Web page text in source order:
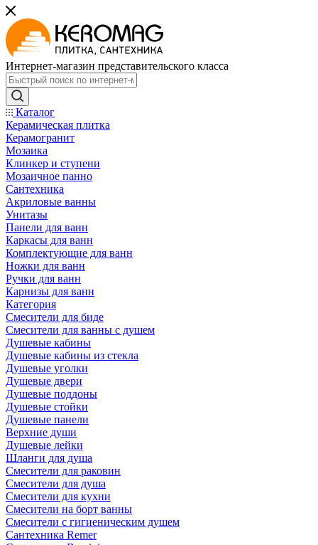
Интернет-магазин представительского класса
Каталог
Керамическая плитка
Керамогранит
Мозаика
Клинкер и ступени
Мозаичное панно
Сантехника
Акриловые ванны
Унитазы
Панели для ванн
Каркасы для ванн
Комплектующие для ванн
Ножки для ванн
Ручки для ванн
Карнизы для ванн
Категория
Смесители для биде
Смесители для ванны с душем
Душевые кабины
Душевые кабины из стекла
Душевые уголки
Душевые двери
Душевые поддоны
Душевые стойки
Душевые панели
Верхние души
Душевые лейки
Шланги для душа
Смесители для раковин
Смесители для душа
Смесители для кухни
Смесители на борт ванны
Смесители с гигиеническим душем
Сантехника Remer